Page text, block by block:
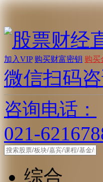
加入VIP 购买财富密钥 购买
微信扫码
咨询电话：
021-
综合